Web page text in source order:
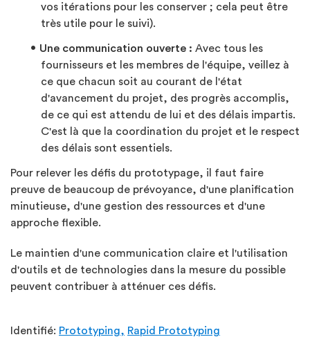
vos itérations pour les conserver ; cela peut être
très utile pour le suivi).
Une communication ouverte : Avec tous les
fournisseurs et les membres de l'équipe, veillez à
ce que chacun soit au courant de l'état
d'avancement du projet, des progrès accomplis,
de ce qui est attendu de lui et des délais impartis.
C'est là que la coordination du projet et le respect
des délais sont essentiels.
Pour relever les défis du prototypage, il faut faire
preuve de beaucoup de prévoyance, d'une planification
minutieuse, d'une gestion des ressources et d'une
approche flexible.
Le maintien d'une communication claire et l'utilisation
d'outils et de technologies dans la mesure du possible
peuvent contribuer à atténuer ces défis.
Identifié: Prototyping, Rapid Prototyping